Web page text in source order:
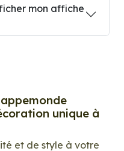
mon affiche
unique à
et de style à votre